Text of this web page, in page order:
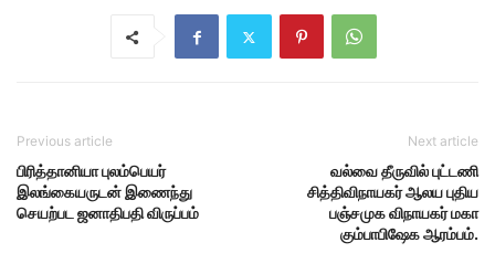
Previous article
பிரித்தானியா புலம்பெயர்
இலங்கையருடன் இணைந்து
செயற்பட ஜனாதிபதி விருப்பம்
Next article
வல்வை தீருவில் புட்டணி
சித்திவிநாயகர் ஆலய புதிய
பஞ்சமுக விநாயகர் மகா
கும்பாபிஷேக ஆரம்பம்.